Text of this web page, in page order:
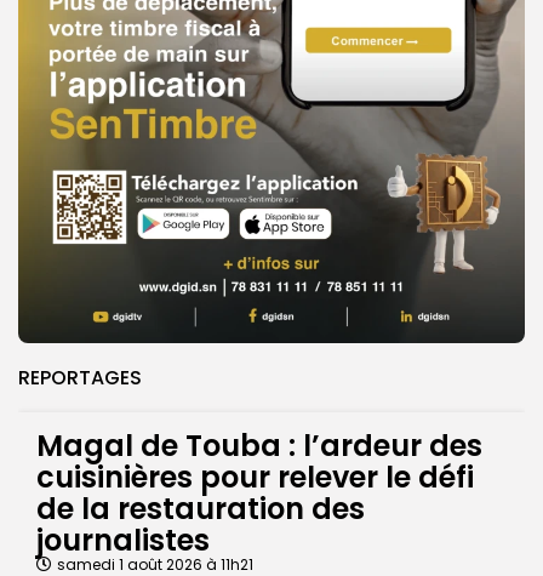
REPORTAGES
Magal de Touba : l’ardeur des
cuisinières pour relever le défi
de la restauration des
journalistes
samedi 1 août 2026 à 11h21